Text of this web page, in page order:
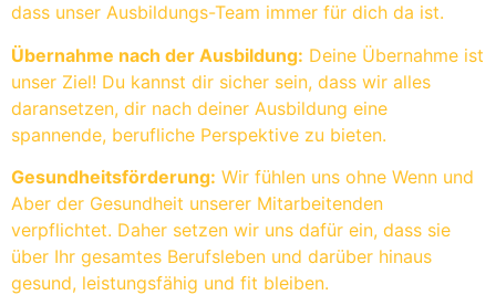
dass unser Ausbildungs-Team immer für dich da ist.
Übernahme nach der Ausbildung: Deine Übernahme ist
unser Ziel! Du kannst dir sicher sein, dass wir alles
daransetzen, dir nach deiner Ausbildung eine
spannende, berufliche Perspektive zu bieten.
Gesundheitsförderung: Wir fühlen uns ohne Wenn und
Aber der Gesundheit unserer Mitarbeitenden
verpflichtet. Daher setzen wir uns dafür ein, dass sie
über Ihr gesamtes Berufsleben und darüber hinaus
gesund, leistungsfähig und fit bleiben.